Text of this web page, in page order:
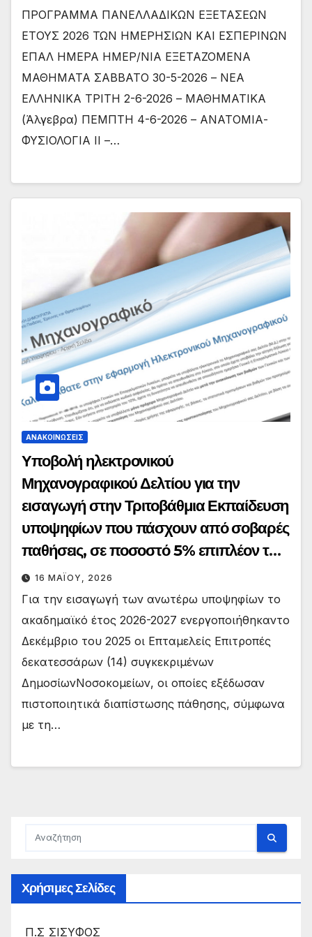
ΠΡΟΓΡΑΜΜΑ ΠΑΝΕΛΛΑΔΙΚΩΝ ΕΞΕΤΑΣΕΩΝ
ΕΤΟΥΣ 2026 ΤΩΝ ΗΜΕΡΗΣΙΩΝ ΚΑΙ ΕΣΠΕΡΙΝΩΝ
ΕΠΑΛ ΗΜΕΡΑ ΗΜΕΡ/ΝΙΑ ΕΞΕΤΑΖΟΜΕΝΑ
ΜΑΘΗΜΑΤΑ ΣΑΒΒΑΤΟ 30-5-2026 – ΝΕΑ
ΕΛΛΗΝΙΚΑ ΤΡΙΤΗ 2-6-2026 – ΜΑΘΗΜΑΤΙΚΑ
(Άλγεβρα) ΠΕΜΠΤΗ 4-6-2026 – ΑΝΑΤΟΜΙΑ-
ΦΥΣΙΟΛΟΓΙΑ II –…
ΑΝΑΚΟΙΝΏΣΕΙΣ
Υποβολή ηλεκτρονικού
Μηχανογραφικού Δελτίου για την
εισαγωγή στην Τριτοβάθμια Εκπαίδευση
υποψηφίων που πάσχουν από σοβαρές
παθήσεις, σε ποσοστό 5% επιπλέον των
θέσεων εισακτέων, έτους 2026
16 ΜΑΪ́ΟΥ, 2026
Για την εισαγωγή των ανωτέρω υποψηφίων το
ακαδημαϊκό έτος 2026-2027 ενεργοποιήθηκαντο
Δεκέμβριο του 2025 οι Επταμελείς Επιτροπές
δεκατεσσάρων (14) συγκεκριμένων
ΔημοσίωνΝοσοκομείων, οι οποίες εξέδωσαν
πιστοποιητικά διαπίστωσης πάθησης, σύμφωνα
με τη…
Χρήσιμες Σελίδες
Π.Σ ΣΙΣΥΦΟΣ